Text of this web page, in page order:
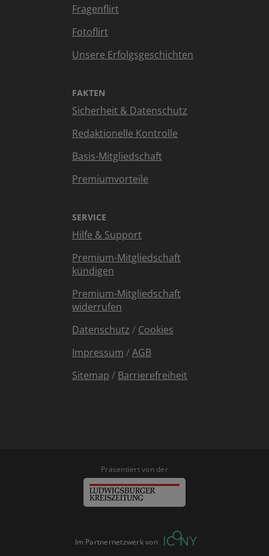
Fragenflirt
Fotoflirt
Unsere Erfolgsgeschichten
FAKTEN
Sicherheit & Datenschutz
Redaktionelle Kontrolle
Basis-Mitgliedschaft
Premiumvorteile
SERVICE
Hilfe & Support
Premium-Mitgliedschaft
kündigen
Premium-Mitgliedschaft
widerrufen
Datenschutz / Cookies
Impressum /AGB
Sitemap / Barrierefreiheit
Präsentiert von der
Im Partnernetzwerk von